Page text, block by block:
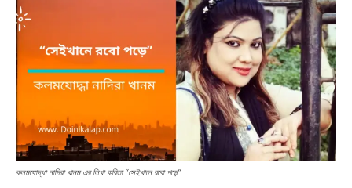
কলমযোদ্ধা নাদিরা খানম এর লিখা কবিতা “সেইখানে রবো পড়ে”